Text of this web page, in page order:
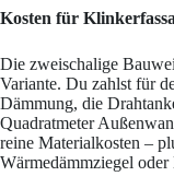
Kosten für
Die zweischalige
Variante. Du zahlst für
Dämmung, die
Quadratmeter
reine Materialkosten –
Wärmedämmziegel